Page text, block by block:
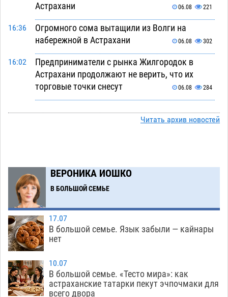
Астрахани
06.08 221
16:36
Огромного сома вытащили из Волги на
набережной в Астрахани
06.08 302
16:02
Предприниматели с рынка Жилгородок в
Астрахани продолжают не верить, что их
торговые точки снесут
06.08 284
на новой серебряной монете Банка России
в музее Пушкина в Москве
06.08 216
13:50
Мэрия Астрахани переводит городские
зеленые зоны на автоматический полив
13:13
Скончался второй ребенок после пожара в
Астрахани
12:49
Астраханские гандболисты с крупной победы
стартовали на Всероссийской Спартакиаде
Читать архив новостей
ВЕРОНИКА ИОШКО
В БОЛЬШОЙ СЕМЬЕ
17.07
В большой семье. Язык забыли — кайнары
нет
10.07
В большой семье. «Тесто мира»: как
астраханские татарки пекут эчпочмаки для
всего двора